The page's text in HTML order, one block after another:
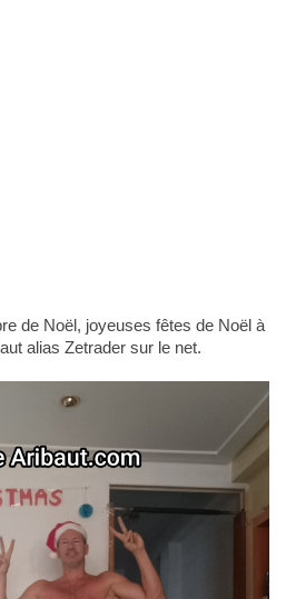
de Noël, joyeuses fêtes de Noël à
alias Zetrader sur le net.